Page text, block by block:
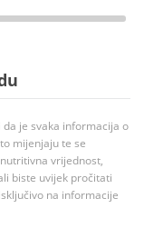
je svaka informacija o
mijenjaju te se
vrijednost,
biste uvijek pročitati
na informacije